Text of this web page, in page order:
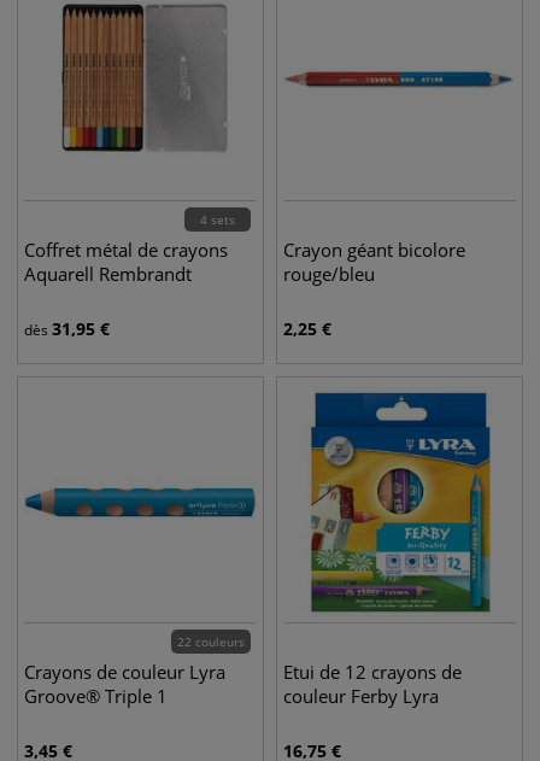
4 sets
Coffret métal de crayons
Aquarell Rembrandt
dès 31,95 €
Crayon géant bicolore
rouge/bleu
2,25 €
22 couleurs
Crayons de couleur Lyra
Groove® Triple 1
3,45 €
Etui de 12 crayons de
couleur Ferby Lyra
16,75 €